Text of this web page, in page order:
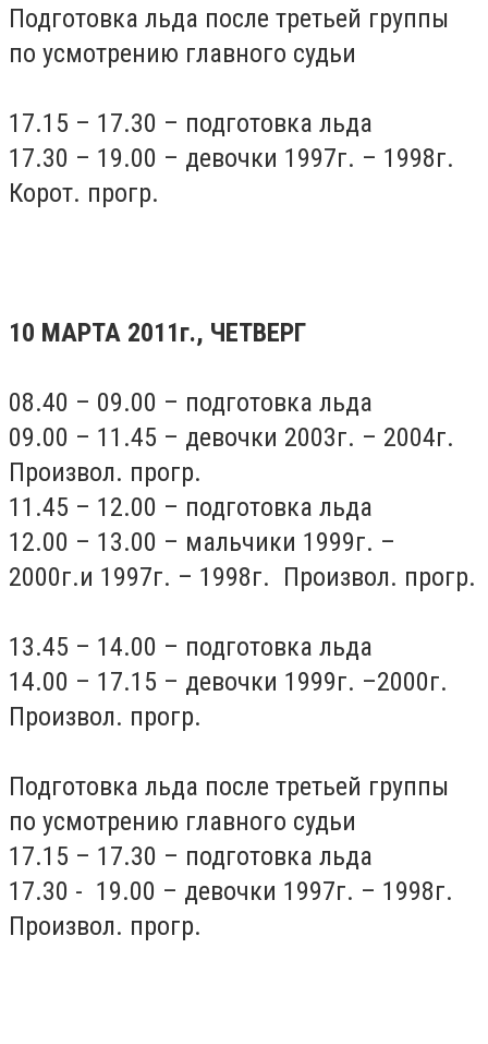
Подготовка льда после третьей группы
по усмотрению главного судьи
17.15 – 17.30 – подготовка льда
17.30 – 19.00 – девочки 1997г. – 1998г.
Корот. прогр.
10 МАРТА 2011г., ЧЕТВЕРГ
08.40 – 09.00 – подготовка льда
09.00 – 11.45 – девочки 2003г. – 2004г.
Произвол. прогр.
11.45 – 12.00 – подготовка льда
12.00 – 13.00 – мальчики 1999г. –
2000г.и 1997г. – 1998г. Произвол. прогр.
13.45 – 14.00 – подготовка льда
14.00 – 17.15 – девочки 1999г. –2000г.
Произвол. прогр.
Подготовка льда после третьей группы
по усмотрению главного судьи
17.15 – 17.30 – подготовка льда
17.30 - 19.00 – девочки 1997г. – 1998г.
Произвол. прогр.